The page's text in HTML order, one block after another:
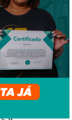
o paciente
para evitar
a